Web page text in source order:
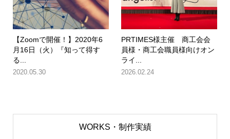
【Zoomで開催！】2020年6
月16日（火）『知って得す
る...
2020.05.30
PRTIMES様主催 商工会会
員様・商工会職員様向けオン
ライ...
2026.02.24
WORKS・制作実績